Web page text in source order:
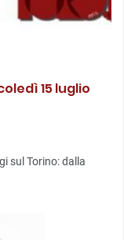
15 luglio
sul Torino: dalla